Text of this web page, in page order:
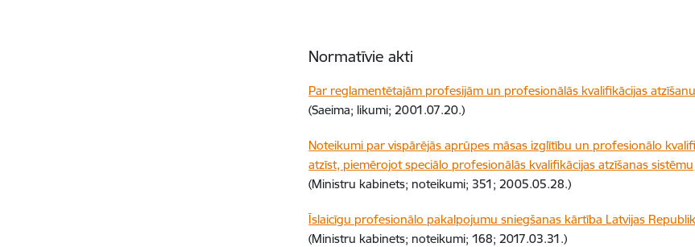
Normatīvie akti
Par reglamentētajām profesijām un profesionālās kvalifikācijas atzīšanu
(Saeima; likumi; 2001.07.20.)
Noteikumi par vispārējās aprūpes māsas izglītību un profesionālo
atzīst, piemērojot speciālo profesionālās kvalifikācijas atzīšanas sistēmu
(Ministru kabinets; noteikumi; 351; 2005.05.28.)
Īslaicīgu profesionālo pakalpojumu sniegšanas kārtība Latvijas
(Ministru kabinets; noteikumi; 168; 2017.03.31.)